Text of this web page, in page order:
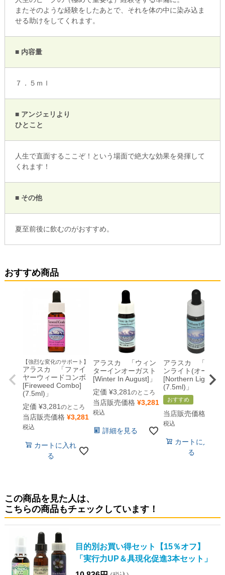
またそのような経験をしたあとで、それを体の中に染み込ま
せる助けをしてくれます。
■ 内容量
７．５ｍｌ
■ アンジェリより
ひとこと
人生で直面するここぞ！という場面で絶大な効果を発揮して
くれます！
■ その他
夏至前後に飲むのがおすすめ。
おすすめ商品
【強烈な変化のサポート】
アラスカ 「ファイ
ヤーウィードコンボ
[Fireweed Combo]
(7.5ml)」
定価 ¥3,281 のところ
当店販売価格 ¥3,281
税込
カートに入れ
る
アラスカ 「ウィン
ターインオーガスト
[Winter In August]」
定価 ¥3,281 のところ
当店販売価格 ¥3,281
税込
詳細を見る
アラスカ 「ノー
ンライト(オーロラ)
[Northern Lights]
(7.5ml)」
おすすめ
当店販売価格
税込
カートに入れ
る
この商品を見た人は、
こちらの商品もチェックしています！
目的別お買い得セット【15％オフ】
「実行力UP＆具現化促進3本セット」